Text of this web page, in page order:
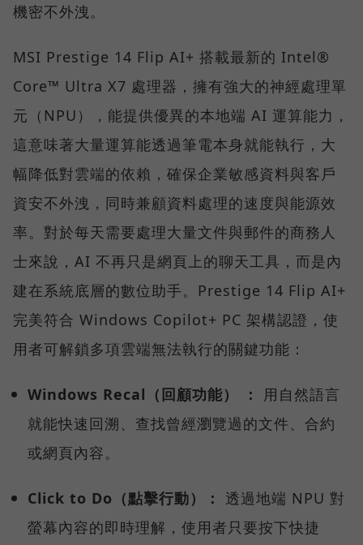
機密不外洩。
MSI Prestige 14 Flip AI+ 搭載最新的 Intel®
Core™ Ultra X7 處理器，擁有強大的神經處理單
元（NPU），能提供優異的本地端 AI 運算能力，
這意味著大量運算能透過筆電本身就能執行，大
幅降低對雲端的依賴，確保企業敏感資料與客戶
資安不外洩，同時兼顧資料處理的速度與能源效
率。對於每天需要處理大量文件與郵件的商務人
士來說，AI 不再只是網頁上的聊天工具，而是內
建在系統底層的數位助手。Prestige 14 Flip AI+
完美符合 Windows Copilot+ PC 架構認證，使
用者可解鎖多項雲端無法執行的關鍵功能：
Windows Recal（回顧功能） ：
用自然語言
就能快速回溯、查找曾經瀏覽過的文件、合約
或網頁內容。
Click to Do（點擊行動）： 透過地端 NPU 對
螢幕內容的即時理解，使用者只要按下快捷